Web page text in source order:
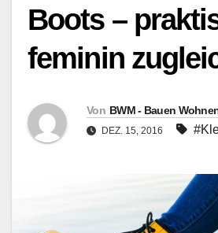
Boots –
feminin
Von BWM - Bauen
DEZ. 15, 2016